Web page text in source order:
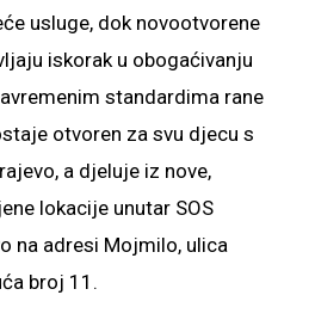
usluge, dok novootvorene
iskorak u obogaćivanju
standardima rane
otvoren za svu djecu s
a djeluje iz nove,
lokacije unutar SOS
na adresi Mojmilo, ulica
broj 11.